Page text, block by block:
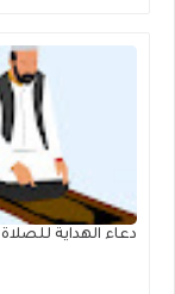
دعاء الهداية للصلاة